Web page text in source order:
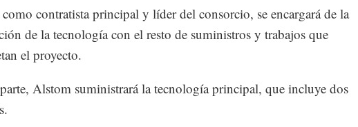
contratista principal y líder del consorcio, se encargará de la
de la tecnología con el resto de suministros y trabajos que
el proyecto.
Alstom suministrará la tecnología principal, que incluye dos